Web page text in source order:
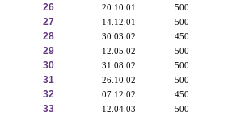
26 20.10.01 500
27 14.12.01 500
28 30.03.02 450
29 12.05.02 500
30 31.08.02 500
31 26.10.02 500
32 07.12.02 450
33 12.04.03 500